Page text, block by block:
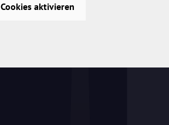
Cookies aktivieren